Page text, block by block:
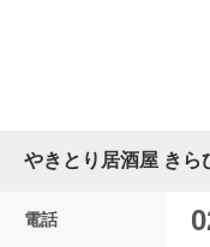
やきとり居酒屋 きら
電話